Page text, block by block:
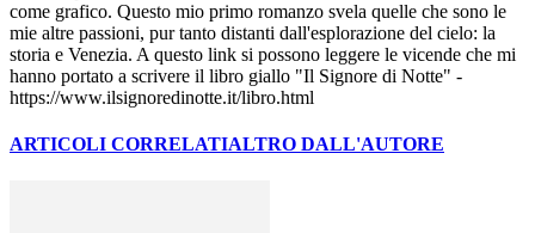
come grafico. Questo mio primo romanzo svela quelle che sono le
mie altre passioni, pur tanto distanti dall'esplorazione del cielo: la
storia e Venezia. A questo link si possono leggere le vicende che mi
hanno portato a scrivere il libro giallo "Il Signore di Notte" -
https://www.ilsignoredinotte.it/libro.html
ARTICOLI CORRELATIALTRO DALL'AUTORE